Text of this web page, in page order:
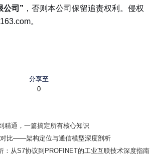
公司” ，否则本公司保留追责权利。侵权
。
分享至
0
精通，一篇搞定所有核心知识
比——架构定位与通信模型深度剖析
：从S7协议到PROFINET的工业互联技术深度指南